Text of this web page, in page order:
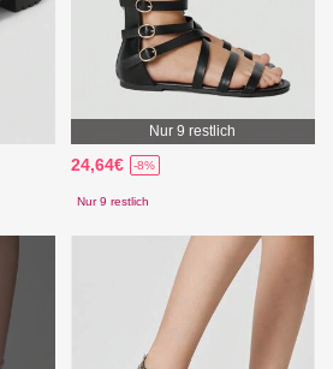
Nur 9 restlich
24,64€ -8%
Nur 9 restlich